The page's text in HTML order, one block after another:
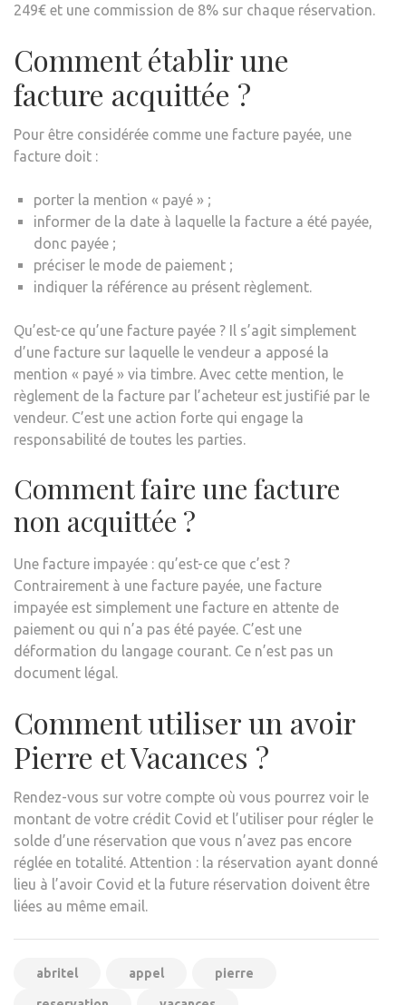
249€ et une commission de 8% sur chaque réservation.
Comment établir une
facture acquittée ?
Pour être considérée comme une facture payée, une
facture doit :
porter la mention « payé » ;
informer de la date à laquelle la facture a été payée,
donc payée ;
préciser le mode de paiement ;
indiquer la référence au présent règlement.
Qu’est-ce qu’une facture payée ? Il s’agit simplement
d’une facture sur laquelle le vendeur a apposé la
mention « payé » via timbre. Avec cette mention, le
règlement de la facture par l’acheteur est justifié par le
vendeur. C’est une action forte qui engage la
responsabilité de toutes les parties.
Comment faire une facture
non acquittée ?
Une facture impayée : qu’est-ce que c’est ?
Contrairement à une facture payée, une facture
impayée est simplement une facture en attente de
paiement ou qui n’a pas été payée. C’est une
déformation du langage courant. Ce n’est pas un
document légal.
Comment utiliser un avoir
Pierre et Vacances ?
Rendez-vous sur votre compte où vous pourrez voir le
montant de votre crédit Covid et l’utiliser pour régler le
solde d’une réservation que vous n’avez pas encore
réglée en totalité. Attention : la réservation ayant donné
lieu à l’avoir Covid et la future réservation doivent être
liées au même email.
abritel appel pierre